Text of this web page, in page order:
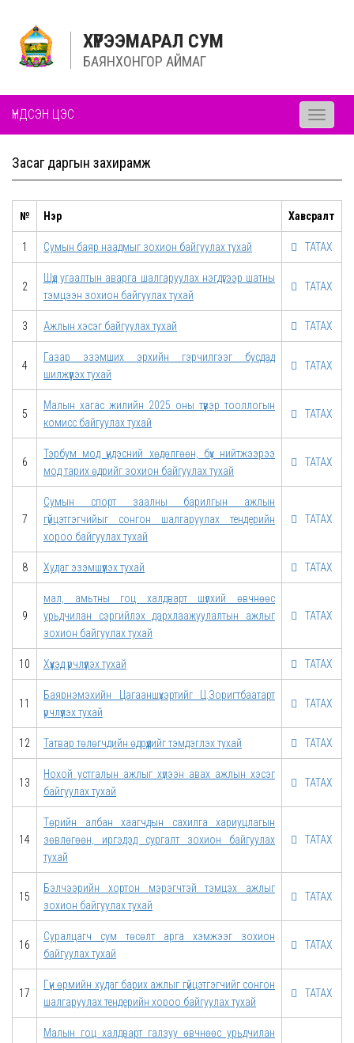
ХҮРЭЭМАРАЛ СУМ
БАЯНХОНГОР АЙМАГ
ҮНДСЭН ЦЭС
Toggle
Засаг даргын захирамж
№ Нэр Хавсралт
1 Сумын баяр наадмыг зохион байгуулах тухай ТАТАХ
2
Шүд угаалтын аварга шалгаруулах нэгдүгээр шатны
тэмцээн зохион байгуулах тухай
ТАТАХ
3 Ажлын хэсэг байгуулах тухай ТАТАХ
4
Газар эзэмших эрхийн гэрчилгээг бусдад
шилжүүлэх тухай
ТАТАХ
5
Малын хагас жилийн 2025 оны түүвэр тооллогын
комисс байгуулах тухай
ТАТАХ
6
Тэрбум мод үндэсний хөдөлгөөн, бүх нийтжээрээ
мод тарих өдрийг зохион байгуулах тухай
ТАТАХ
7
Сумын спорт заалны барилгын ажлын
гүйцэтгэгчийыг сонгон шалгаруулах тендерийн
хороо байгуулах тухай
ТАТАХ
8 Худаг эзэмшүүлэх тухай ТАТАХ
9
мал, амьтны гоц халдварт шүлхий өвчнөөс
урьдчилан сэргийлэх дархлаажуулалтын ажлыг
зохион байгуулах тухай
ТАТАХ
10 Хүүхэд үрчлүүлэх тухай ТАТАХ
11
Баярнэмэхийн Цагааншүхэртийг Ц.Зоригтбаатарт
үрчлүүлэх тухай
ТАТАХ
12 Татвар төлөгчдийн өдрүүдийг тэмдэглэх тухай ТАТАХ
13
Нохой устгалын ажлыг хүлээн авах ажлын хэсэг
байгуулах тухай
ТАТАХ
14
Төрийн албан хаагчдын сахилга хариуцлагын
зөвлөгөөн, иргэдэд сургалт зохион байгуулах
тухай
ТАТАХ
15
Бэлчээрийн хортон мэрэгчтэй тэмцэх ажлыг
зохион байгуулах тухай
ТАТАХ
16
Суралцагч сум төсөлт арга хэмжээг зохион
байгуулах тухай
ТАТАХ
17
Гүн өрмийн худаг барих ажлыг гүйцэтгэгчийг сонгон
шалгаруулах тендерийн хороо байгуулах тухай
ТАТАХ
Малын гоц халдварт галзуу өвчнөөс урьдчилан